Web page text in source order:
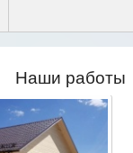
Наши работы